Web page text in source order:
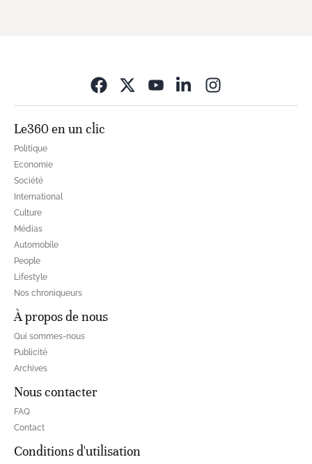
Le360 en un clic
Politique
Economie
Société
International
Culture
Médias
Automobile
People
Lifestyle
Nos chroniqueurs
À propos de nous
Qui sommes-nous
Publicité
Archives
Nous contacter
FAQ
Contact
Conditions d'utilisation